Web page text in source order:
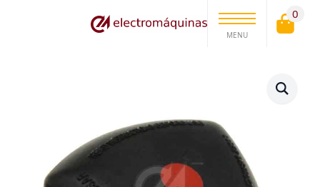
MENU
0